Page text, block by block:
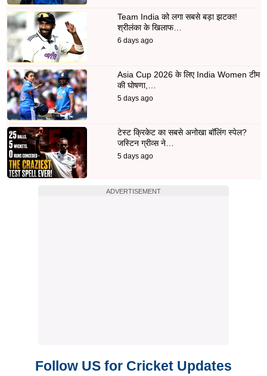
Team India को लगा सबसे बड़ा झटका!
श्रीलंका के खिलाफ…
6 days ago
Asia Cup 2026 के लिए India Women टीम
की घोषणा,…
5 days ago
टेस्ट क्रिकेट का सबसे अनोखा बॉलिंग स्पेल?
जस्टिन ग्रीव्स ने…
5 days ago
ADVERTISEMENT
Follow US for Cricket Updates